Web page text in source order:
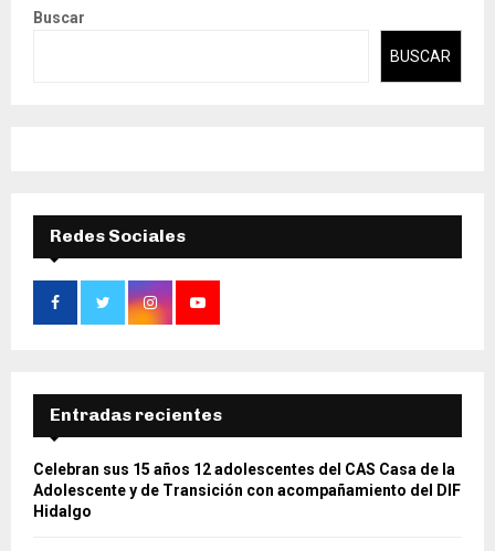
Buscar
BUSCAR
Redes Sociales
Entradas recientes
Celebran sus 15 años 12 adolescentes del CAS Casa de la
Adolescente y de Transición con acompañamiento del DIF
Hidalgo